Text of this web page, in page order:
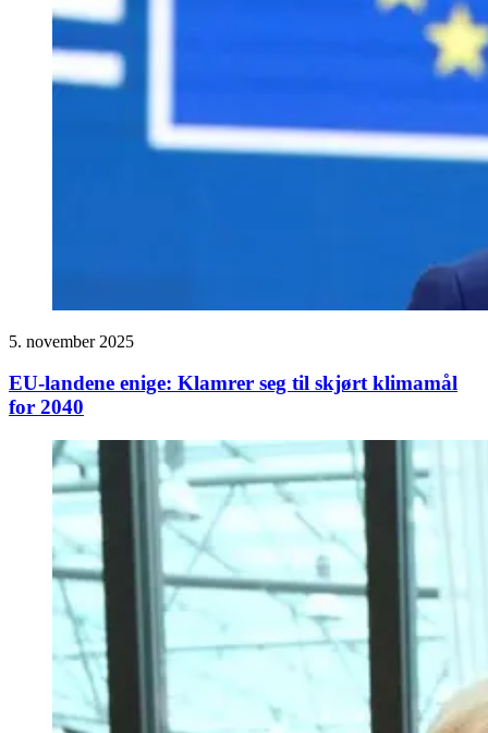
5. november 2025
EU-landene enige: Klamrer seg til skjørt klimamål
for 2040